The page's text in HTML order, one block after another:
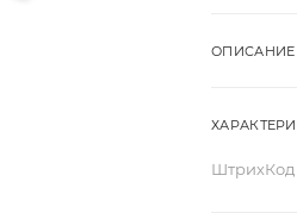
ОПИСАНИЕ
ШтрихКод